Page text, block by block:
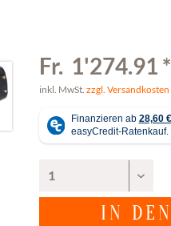
Fr. 1'274.91 *
inkl. MwSt. zzgl. Versandkosten
IN DEN